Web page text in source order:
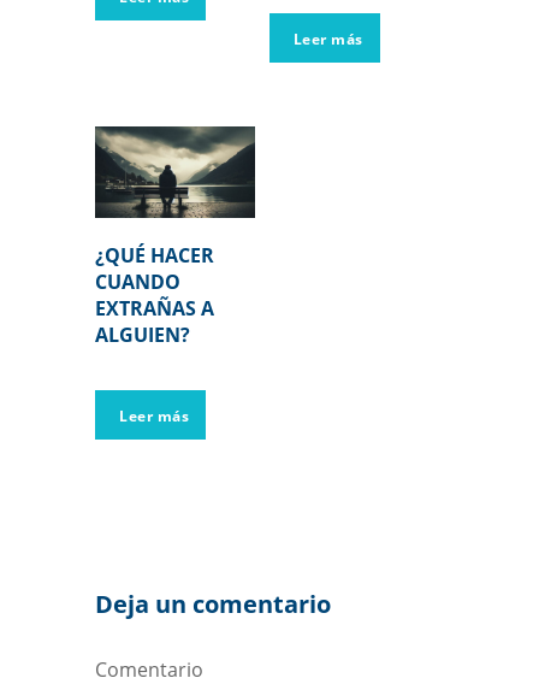
Leer más
¿QUÉ HACER
CUANDO
EXTRAÑAS A
ALGUIEN?
Leer más
Deja un comentario